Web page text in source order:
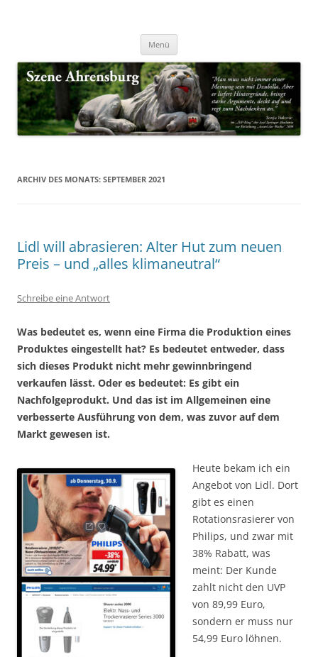
Szene Ahrensburg
Menü
ARCHIV DES MONATS: SEPTEMBER 2021
Lidl will abrasieren: Alter Hut zum neuen
Preis – und „alles klimaneutral“
Schreibe eine Antwort
Was bedeutet es, wenn eine Firma die Produktion eines
Produktes eingestellt hat? Es bedeutet entweder, dass
sich dieses Produkt nicht mehr gewinnbringend
verkaufen lässt. Oder es bedeutet: Es gibt ein
Nachfolgeprodukt. Und das ist im Allgemeinen eine
verbesserte Ausführung von dem, was zuvor auf dem
Markt gewesen ist.
Heute bekam ich ein
Angebot von Lidl. Dort
gibt es einen
Rotationsrasierer von
Philips, und zwar mit
38% Rabatt, was
meint: Der Kunde
zahlt nicht den UVP
von 89,99 Euro,
sondern er muss nur
54,99 Euro löhnen.